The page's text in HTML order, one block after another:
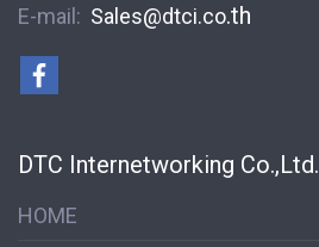
E-mail: Sales@dtci.co.th
DTC Internetworking Co.,Ltd.
HOME